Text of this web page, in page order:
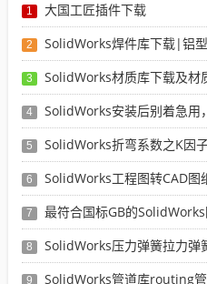
1 大国工匠插件下载
2 SolidWorks焊件库下载|铝型材
3 SolidWorks材质库下载及材
4 SolidWorks安装后别着急用，这八个
5 SolidWorks折弯系数之K因
6 SolidWorks工程图转CAD图纸DWG
7 最符合国标GB的SolidWorks图
8 SolidWorks压力弹簧拉力弹簧扭
9 SolidWorks管道库routing